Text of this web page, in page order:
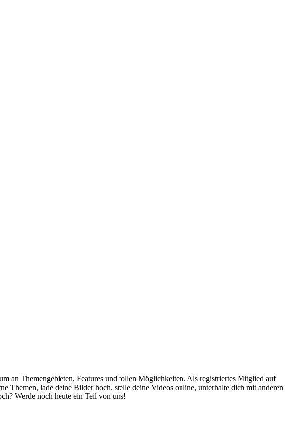
an Themengebieten, Features und tollen Möglichkeiten. Als registriertes Mitglied auf
Themen, lade deine Bilder hoch, stelle deine Videos online, unterhalte dich mit anderen
Werde noch heute ein Teil von uns!